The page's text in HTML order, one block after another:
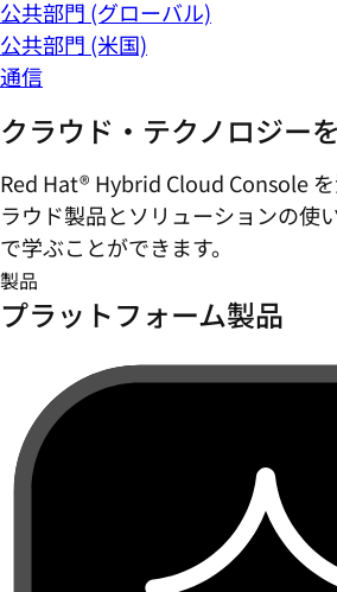
公共部門 (グローバル)
公共部門 (米国)
通信
クラウド・テクノロジー
Red Hat® Hybrid Cloud Console
ラウド製品とソリューションの使
で学ぶことができます。
製品
プラットフォーム製品